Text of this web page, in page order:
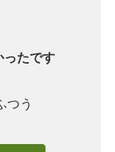
ったです
つう